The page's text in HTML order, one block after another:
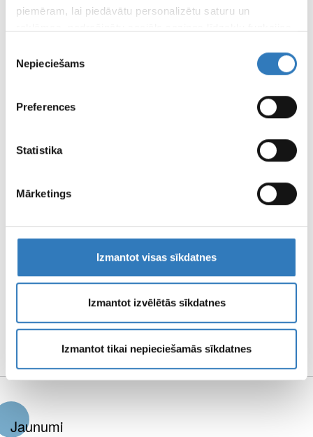
piemēram, lai piedāvātu personalizētu saturu un
Informāciju par to, kā Jūs izmantojat mūsu vietni, mēs
varam kopīgot ar saviem sociālās saziņas līdzekļu,
apvienot ar citu informāciju, ko viņiem sniedzat vai ko
izvēle
Nepieciešams
Preferences
Statistika
Mārketings
Izmantot visas sīkdatnes
Izmantot izvēlētās sīkdatnes
Izmantot tikai nepieciešamās sīkdatnes
SPECIĀLISTI
ATTĀLINĀTĀS DIAGNOSTIKAS CENTRS
LAPAS
LIETOŠANAS
REKVIZĪTI UN
MEDIJU MATERIĀLI
Jaunumi